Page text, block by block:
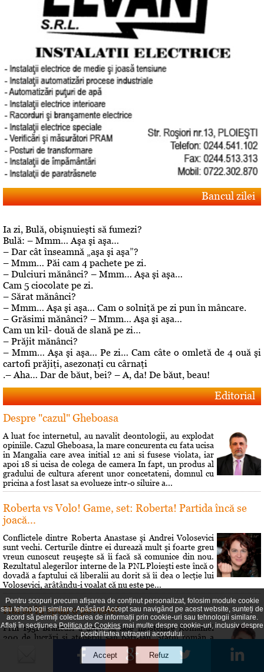
Bancul zilei
Ia zi, Bulă, obişnuieşti să fumezi?
Bulă: – Mmm… Aşa şi aşa…
– Dar cât înseamnă „aşa şi aşa”?
– Mmm… Păi cam 4 pachete pe zi.
– Dulciuri mănânci? – Mmm… Aşa şi aşa…
Cam 5 ciocolate pe zi.
– Sărat mănânci?
– Mmm… Aşa şi aşa… Cam o solniţă pe zi pun în mâncare.
– Grăsimi mănânci? – Mmm… Aşa şi aşa…
Cam un kil- două de slană pe zi…
– Prăjit mănânci?
– Mmm… Aşa şi aşa… Pe zi… Cam câte o omletă de 4 ouă şi
cartofi prăjiţi, asezonaţi cu cârnaţi
.– Aha… Dar de băut, bei? – A, da! De băut, beau!
Editorial
Despre "cazul" Gheboasa
A luat foc internetul, au navalit deontologii, au explodat
opiniile. Cazul Gheboasa, la mare concurenta cu fata ucisa
in Mangalia care avea initial 12 ani si fusese violata, iar
apoi 18 si ucisa de colega de camera In fapt, un produs al
gradului de cultura aferent unor concetateni, domnul cu
pricina a fost lasat sa evolueze intr-o siluire a...
Roberta vs Volo! Game, set: Roberta! Partida încă se
joacă...
Conflictele dintre Roberta Anastase şi Andrei Volosevici
sunt vechi. Certurile dintre ei durează mult şi foarte greu
vreun cunoscut reuşeşte să îi facă să comunice din nou.
Rezultatul alegerilor interne de la PNL Ploieşti este încă o
dovadă a faptului că liberalii au dorit să îi dea o lecţie lui
Volosevici, arâtându-i voalat că nu este pe...
Hai să îţi spun o poveste!
Prin 1951 Brâncusi a dorit să lase mostenire României
200 de lucrări si atelierul său parizian. Statul român a
respins oferta. A fost o sedinţă si s-a decis că Brâncusi nu
poate fi considerat un creator în sculptură pentru că
"speculează prin mijloace bizare gusturile morbide ale
Pentru scopuri precum afișarea de conținut personalizat, folosim module cookie
sau tehnologii similare. Apăsând Accept sau navigând pe acest website, sunteți de
acord să permiți colectarea de informații prin cookie-uri sau tehnologii similare.
Aflați în secțiuneaPolitica de Cookiesmai multe despre cookie-uri, inclusiv despre
posibilitatea retragerii acordului.